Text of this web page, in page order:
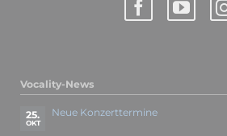
Vocality-News
25.
OKT
Neue Konzerttermine